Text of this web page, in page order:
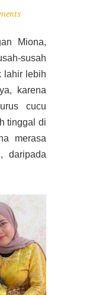
Miona,
susah
lahir lebih
karena
cucu
tinggal di
merasa
daripada